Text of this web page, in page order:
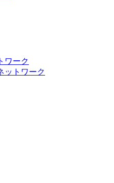
ワーク
ットワーク